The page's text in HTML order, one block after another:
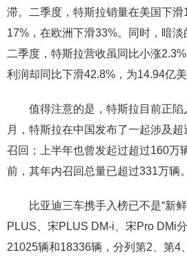
滞。二季度，特斯拉销量在美国下
17%，在欧洲下滑33%。同时，暗淡
二季度，特斯拉营收虽同比小涨
利润却同比下滑42.8%，为14.94亿美
值得注意的是，特斯拉目前正陷
月，特斯拉在中国发布了一起涉及
召回；上半年也曾发起过超过160万
前，其年内召回总量已超过331万辆。
比亚迪三车携手入榜已不是“新鲜
PLUS、宋PLUS DM-i、宋Pro DMi
21025辆和18336辆，分列第2、第4